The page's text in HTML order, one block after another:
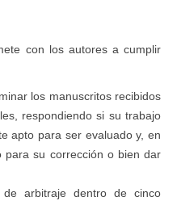
con los autores a cumplir
los manuscritos recibidos
respondiendo si su trabajo
apto para ser evaluado y, en
para su corrección o bien dar
arbitraje dentro de cinco